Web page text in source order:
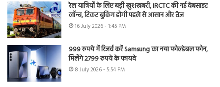
रेल यात्रियों के लिए बड़ी खुशखबरी, IRCTC की नई वेबसाइट
लॉन्च, टिकट बुकिंग होगी पहले से आसान और तेज
16 July 2026 - 1:45 PM
999 रुपये में रिजर्व करें Samsung का नया फोल्डेबल फोन,
मिलेंगे 2799 रुपये के फायदे
8 July 2026 - 5:54 PM